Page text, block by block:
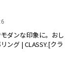
ダンな印象に。おし
ング | CLASSY.[クラ